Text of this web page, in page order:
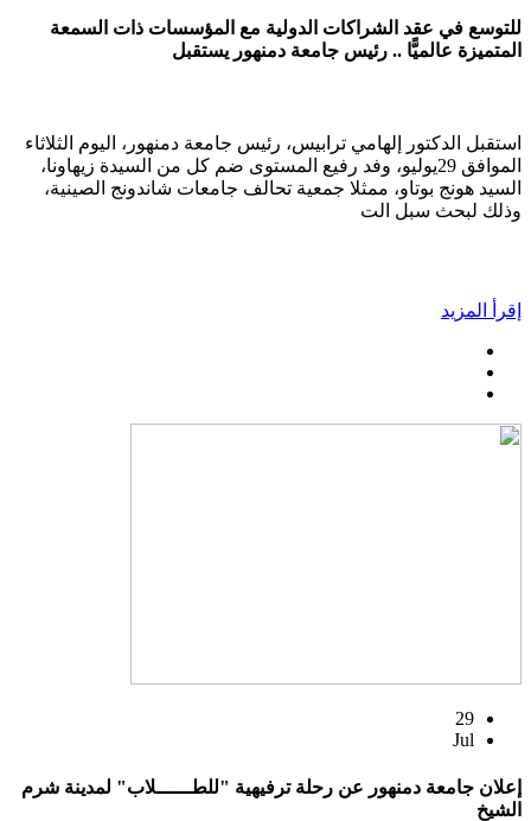
للتوسع في عقد الشراكات الدولية مع المؤسسات ذات السمعة
المتميزة عالميًّا .. رئيس جامعة دمنهور يستقبل
استقبل الدكتور إلهامي ترابيس، رئيس جامعة دمنهور، اليوم الثلاثاء
الموافق 29يوليو، وفد رفيع المستوى ضم كل من السيدة زيهاونا،
السيد هونج بوتاو، ممثلا جمعية تحالف جامعات شاندونج الصينية،
وذلك لبحث سبل الت
إقرأ المزيد
29
Jul
إعلان جامعة دمنهور عن رحلة ترفيهية "للطــــــلاب" لمدينة شرم
الشيخ